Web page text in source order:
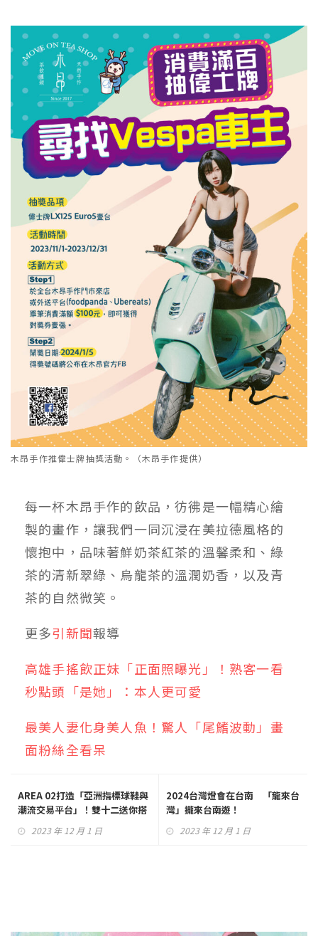
木昂手作推偉士牌抽獎活動。（木昂手作提供）
每一杯木昂手作的飲品，彷彿是一幅精心繪
製的畫作，讓我們一同沉浸在美拉德風格的
懷抱中，品味著鮮奶茶紅茶的溫馨柔和、綠
茶的清新翠綠、烏龍茶的溫潤奶香，以及青
茶的自然微笑。
更多引新聞報導
高雄手搖飲正妹「正面照曝光」！熟客一看
秒點頭「是她」：本人更可愛
最美人妻化身美人魚！驚人「尾鰭波動」畫
面粉絲全看呆
AREA 02打造「亞洲指標球鞋與
潮流交易平台」！雙十二送你搭
2023 年 12 月 1 日
2024台灣燈會在台南 「龍來台
灣」攏來台南遊！
2023 年 12 月 1 日